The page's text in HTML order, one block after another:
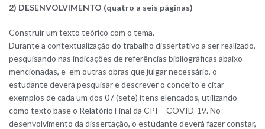
2) DESENVOLVIMENTO (quatro a seis páginas)
Construir um texto teórico com o tema.
Durante a contextualização do trabalho dissertativo a ser realizado,
pesquisando nas indicações de referências bibliográficas abaixo
mencionadas, e em outras obras que julgar necessário, o
estudante deverá pesquisar e descrever o conceito e citar
exemplos de cada um dos 07 (sete) itens elencados, utilizando
como texto base o Relatório Final da CPI – COVID-19. No
desenvolvimento da dissertação, o estudante deverá fazer constar,